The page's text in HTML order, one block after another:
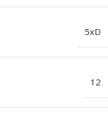
5xD
12